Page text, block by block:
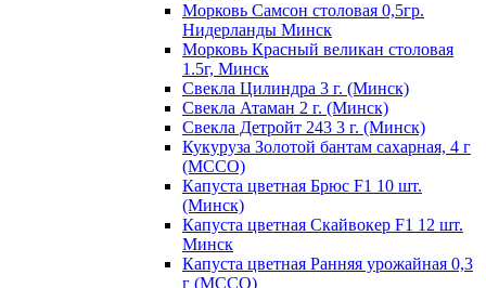
Морковь Самсон столовая 0,5гр.
Нидерланды Минск
Морковь Красный великан столовая
1.5г, Минск
Свекла Цилиндра 3 г. (Минск)
Свекла Атаман 2 г. (Минск)
Свекла Детройт 243 3 г. (Минск)
Кукуруза Золотой бантам сахарная, 4 г
(МССО)
Капуста цветная Брюс F1 10 шт.
(Минск)
Капуста цветная Скайвокер F1 12 шт.
Минск
Капуста цветная Ранняя урожайная 0,3
г (МССО)